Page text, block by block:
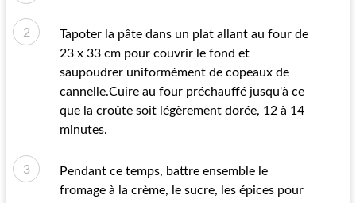
Tapoter la pâte dans un plat allant au four de
23 x 33 cm pour couvrir le fond et
saupoudrer uniformément de copeaux de
cannelle.Cuire au four préchauffé jusqu'à ce
que la croûte soit légèrement dorée, 12 à 14
minutes.
Pendant ce temps, battre ensemble le
fromage à la crème, le sucre, les épices pour